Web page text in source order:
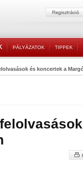
PÁLYÁZATOK TIPPEK
és koncertek a